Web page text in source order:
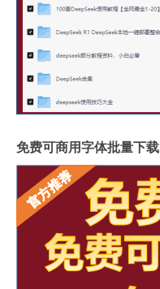
免费可商用字体批量下载